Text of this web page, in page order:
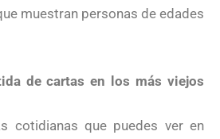
muestran personas de edades
de cartas en los más viejos
cotidianas que puedes ver en